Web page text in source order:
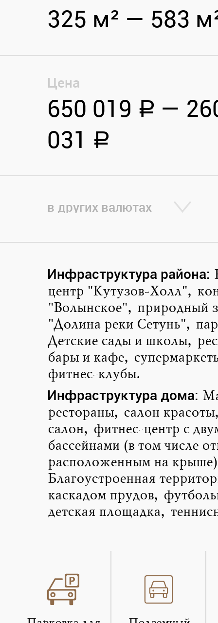
325 м² — 583
Цена
650 019 a —
031 a
в других валютах
Инфраструктура района:
центр "Кутузов-Холл",
"Волынское", природный
"Долина реки Сетунь",
Детские сады и школы,
бары и кафе,
фитнес-клубы.
Инфраструктура дома:
рестораны, салон
салон, фитнес-центр с
бассейнами (в том числе
расположенным на
Благоустроенная
каскадом прудов,
детская площадка,